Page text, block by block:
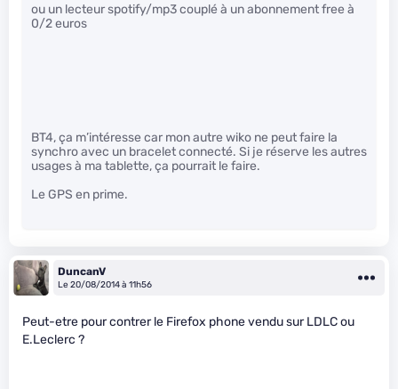
ou un lecteur spotify/mp3 couplé à un abonnement free à
0/2 euros
BT4, ça m’intéresse car mon autre wiko ne peut faire la
synchro avec un bracelet connecté. Si je réserve les autres
usages à ma tablette, ça pourrait le faire.
Le GPS en prime.
DuncanV
Le 20/08/2014 à 11h56
Peut-etre pour contrer le Firefox phone vendu sur LDLC ou
E.Leclerc ?